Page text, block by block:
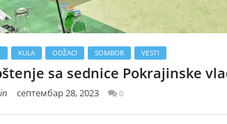
KULA ODŽACI SOMBOR VESTI
sa sednice Pokrajinske
септембар 28, 2023 0